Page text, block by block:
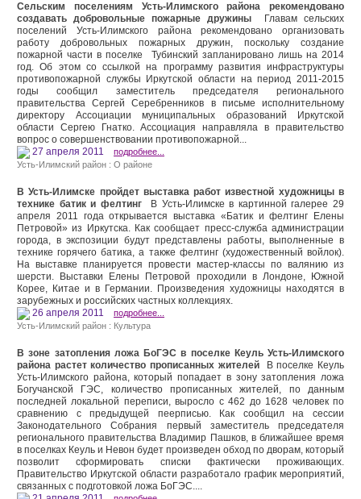
Сельским поселениям Усть-Илимского района рекомендовано
создавать добровольные пожарные дружины Главам сельских
поселений Усть-Илимского района рекомендовано организовать
работу добровольных пожарных дружин, поскольку создание
пожарной части в поселке Тубинский запланировано лишь на 2014
год. Об этом со ссылкой на программу развития инфраструктуры
противопожарной службы Иркутской области на период 2011-2015
годы сообщил заместитель председателя регионального
правительства Сергей Серебренников в письме исполнительному
директору Ассоциации муниципальных образований Иркутской
области Сергею Гнатко. Ассоциация направляла в правительство
вопрос о совершенствовании противопожарной...
27 апреля 2011 подробнее...
Усть-Илимский район : О районе
В Усть-Илимске пройдет выставка работ известной художницы в
технике батик и фелтингВ Усть-Илимске в картинной галерее 29
апреля 2011 года открывается выставка «Батик и фелтинг Елены
Петровой» из Иркутска. Как сообщает пресс-служба администрации
города, в экспозиции будут представлены работы, выполненные в
технике горячего батика, а также фелтинг (художественный войлок).
На выставке планируется провести мастер-классы по валянию из
шерсти. Выставки Елены Петровой проходили в Лондоне, Южной
Корее, Китае и в Германии. Произведения художницы находятся в
зарубежных и российских частных коллекциях.
26 апреля 2011 подробнее...
Усть-Илимский район : Культура
В зоне затопления ложа БоГЭС в поселке Кеуль Усть-Илимского
района растет количество прописанных жителейВ поселке Кеуль
Усть-Илимского района, который попадает в зону затопления ложа
Богучанской ГЭС, количество прописанных жителей, по данным
последней локальной переписи, выросло с 462 до 1628 человек по
сравнению с предыдущей пеерписью. Как сообщил на сессии
Законодательного Собрания первый заместитель председателя
регионального правительства Владимир Пашков, в ближайшее время
в поселках Кеуль и Невон будет произведен обход по дворам, который
позволит сформировать списки фактически проживающих.
Правительство Иркутской области разработало график мероприятий,
связанных с подготовкой ложа БоГЭС....